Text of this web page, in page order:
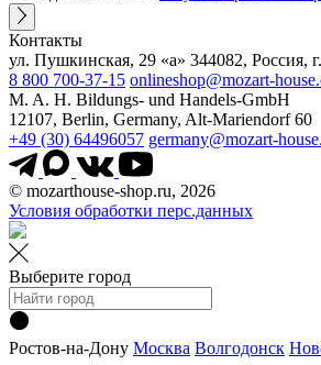
Контакты
ул. Пушкинская, 29 «а» 344082, Россия,
8 800 700-37-15 onlineshop@mozart-
M. A. H. Bildungs- und Handels-GmbH
12107, Berlin, Germany, Alt-Mariendorf 60
+49 (30) 64496057 germany@mozart-
© mozarthouse-shop.ru, 2026
Условия обработки перс.данных
Выберите город
Ростов-на-Дону Москва Волгодонск